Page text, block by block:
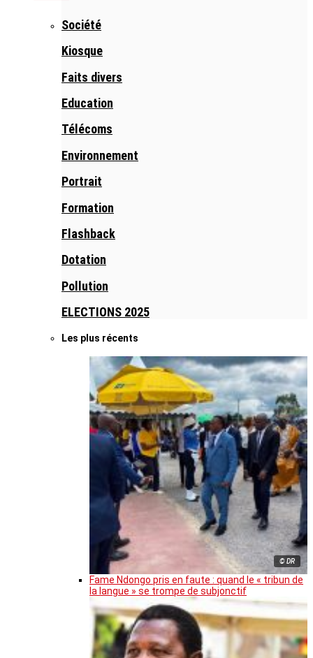
Société
Kiosque
Faits divers
Education
Télécoms
Environnement
Portrait
Formation
Flashback
Dotation
Pollution
ELECTIONS 2025
Les plus récents
© DR
Fame Ndongo pris en faute : quand le « tribun de
la langue » se trompe de subjonctif